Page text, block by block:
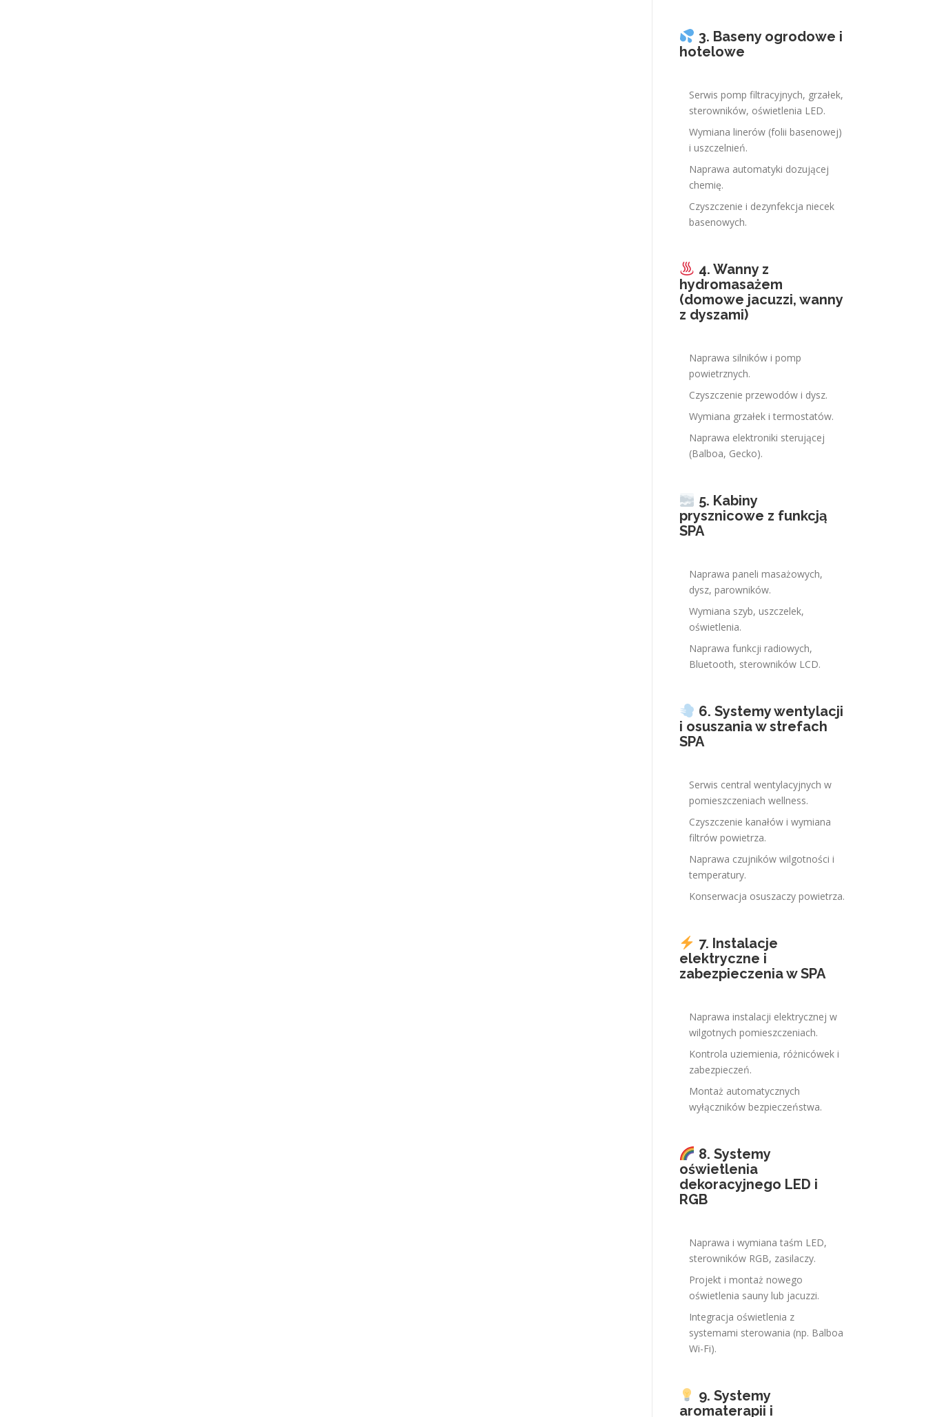
3. Baseny ogrodowe i
hotelowe
Serwis pomp filtracyjnych, grzałek,
sterowników, oświetlenia LED.
Wymiana linerów (folii basenowej)
i uszczelnień.
Naprawa automatyki dozującej
chemię.
Czyszczenie i dezynfekcja niecek
basenowych.
4. Wanny z
hydromasażem
(domowe jacuzzi, wanny
z dyszami)
Naprawa silników i pomp
powietrznych.
Czyszczenie przewodów i dysz.
Wymiana grzałek i termostatów.
Naprawa elektroniki sterującej
(Balboa, Gecko).
5. Kabiny
prysznicowe z funkcją
SPA
Naprawa paneli masażowych,
dysz, parowników.
Wymiana szyb, uszczelek,
oświetlenia.
Naprawa funkcji radiowych,
Bluetooth, sterowników LCD.
6. Systemy wentylacji
i osuszania w strefach
SPA
Serwis central wentylacyjnych w
pomieszczeniach wellness.
Czyszczenie kanałów i wymiana
filtrów powietrza.
Naprawa czujników wilgotności i
temperatury.
Konserwacja osuszaczy powietrza.
7. Instalacje
elektryczne i
zabezpieczenia w SPA
Naprawa instalacji elektrycznej w
wilgotnych pomieszczeniach.
Kontrola uziemienia, różnicówek i
zabezpieczeń.
Montaż automatycznych
wyłączników bezpieczeństwa.
8. Systemy
oświetlenia
dekoracyjnego LED i
RGB
Naprawa i wymiana taśm LED,
sterowników RGB, zasilaczy.
Projekt i montaż nowego
oświetlenia sauny lub jacuzzi.
Integracja oświetlenia z
systemami sterowania (np. Balboa
Wi-Fi).
9. Systemy
aromaterapii i